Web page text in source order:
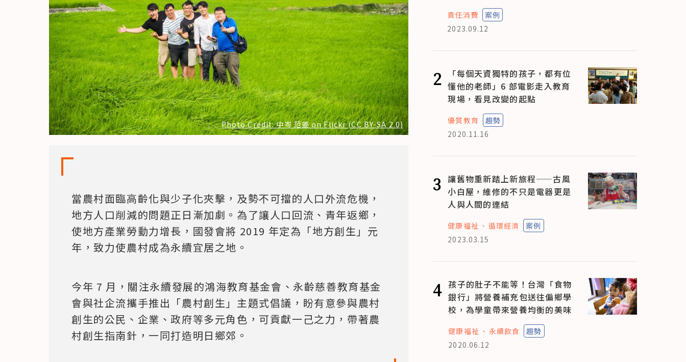
Photo Credit: 中岑 范姜 on Flickr (CC BY-SA 2.0)
當農村面臨高齡化與少子化夾擊，及勢不可擋的人口外流危機，
地方人口削減的問題正日漸加劇。為了讓人口回流、青年返鄉，
使地方產業勞動力增長，國發會將 2019 年定為「地方創生」元
年，致力使農村成為永續宜居之地。
今年 7 月，關注永續發展的鴻海教育基金會、永齡慈善教育基金
會與社企流攜手推出「農村創生」主題式倡議，盼有意參與農村
創生的公民、企業、政府等多元角色，可貢獻一己之力，帶著農
村創生指南針，一同打造明日鄉郊。
責任消費
案例
2023.09.12
2
「每個天資獨特的孩子，都有位
懂他的老師」6 部電影走入教育
現場，看見改變的起點
優質教育
趨勢
2020.11.16
3 讓舊物重新踏上新旅程——古風
小白屋，維修的不只是電器更是
人與人間的連結
健康福祉 循環經濟
案例
2023.03.15
4 孩子的肚子不能等！台灣「食物
銀行」將營養補充包送往偏鄉學
校，為學童帶來營養均衡的美味
健康福祉 永續飲食
趨勢
2020.06.12